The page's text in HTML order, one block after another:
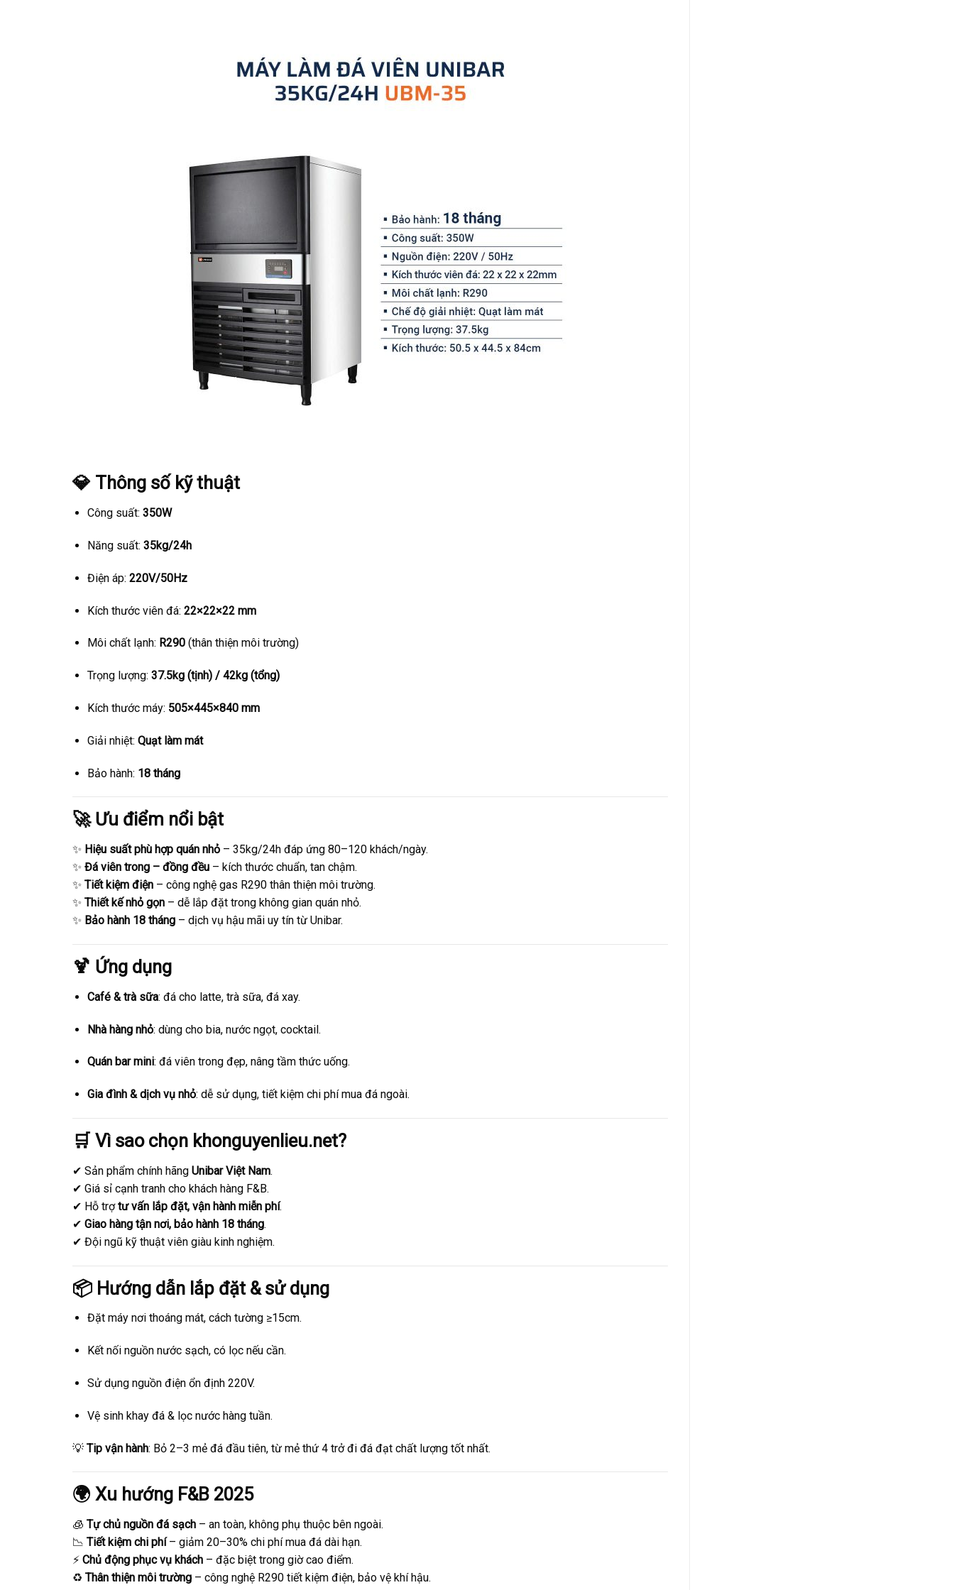
💎 Thông số kỹ thuật
Công suất: 350W
Năng suất: 35kg/24h
Điện áp: 220V/50Hz
Kích thước viên đá: 22×22×22 mm
Môi chất lạnh: R290(thân thiện môi trường)
Trọng lượng: 37.5kg (tịnh) / 42kg (tổng)
Kích thước máy: 505×445×840 mm
Giải nhiệt: Quạt làm mát
Bảo hành: 18 tháng
🚀 Ưu điểm nổi bật
✨ Hiệu suất phù hợp quán nhỏ – 35kg/24h đáp ứng 80–120 khách/ngày.
✨ Đá viên trong – đồng đều – kích thước chuẩn, tan chậm.
✨ Tiết kiệm điện – công nghệ gas R290 thân thiện môi trường.
✨ Thiết kế nhỏ gọn – dễ lắp đặt trong không gian quán nhỏ.
✨ Bảo hành 18 tháng – dịch vụ hậu mãi uy tín từ Unibar.
🍹 Ứng dụng
Café & trà sữa: đá cho latte, trà sữa, đá xay.
Nhà hàng nhỏ: dùng cho bia, nước ngọt, cocktail.
Quán bar mini: đá viên trong đẹp, nâng tầm thức uống.
Gia đình & dịch vụ nhỏ: dễ sử dụng, tiết kiệm chi phí mua đá ngoài.
🛒 Vì sao chọn khonguyenlieu.net?
✔ Sản phẩm chính hãng Unibar Việt Nam.
✔ Giá sỉ cạnh tranh cho khách hàng F&B.
✔ Hỗ trợtư vấn lắp đặt, vận hành miễn phí.
✔ Giao hàng tận nơi, bảo hành 18 tháng.
✔ Đội ngũ kỹ thuật viên giàu kinh nghiệm.
📦 Hướng dẫn lắp đặt & sử dụng
Đặt máy nơi thoáng mát, cách tường ≥15cm.
Kết nối nguồn nước sạch, có lọc nếu cần.
Sử dụng nguồn điện ổn định 220V.
Vệ sinh khay đá & lọc nước hàng tuần.
💡 Tip vận hành: Bỏ 2–3 mẻ đá đầu tiên, từ mẻ thứ 4 trở đi đá đạt chất lượng tốt nhất.
🌍 Xu hướng F&B 2025
🧊 Tự chủ nguồn đá sạch – an toàn, không phụ thuộc bên ngoài.
📉 Tiết kiệm chi phí– giảm 20–30% chi phí mua đá dài hạn.
⚡ Chủ động phục vụ khách – đặc biệt trong giờ cao điểm.
♻ Thân thiện môi trường – công nghệ R290 tiết kiệm điện, bảo vệ khí hậu.